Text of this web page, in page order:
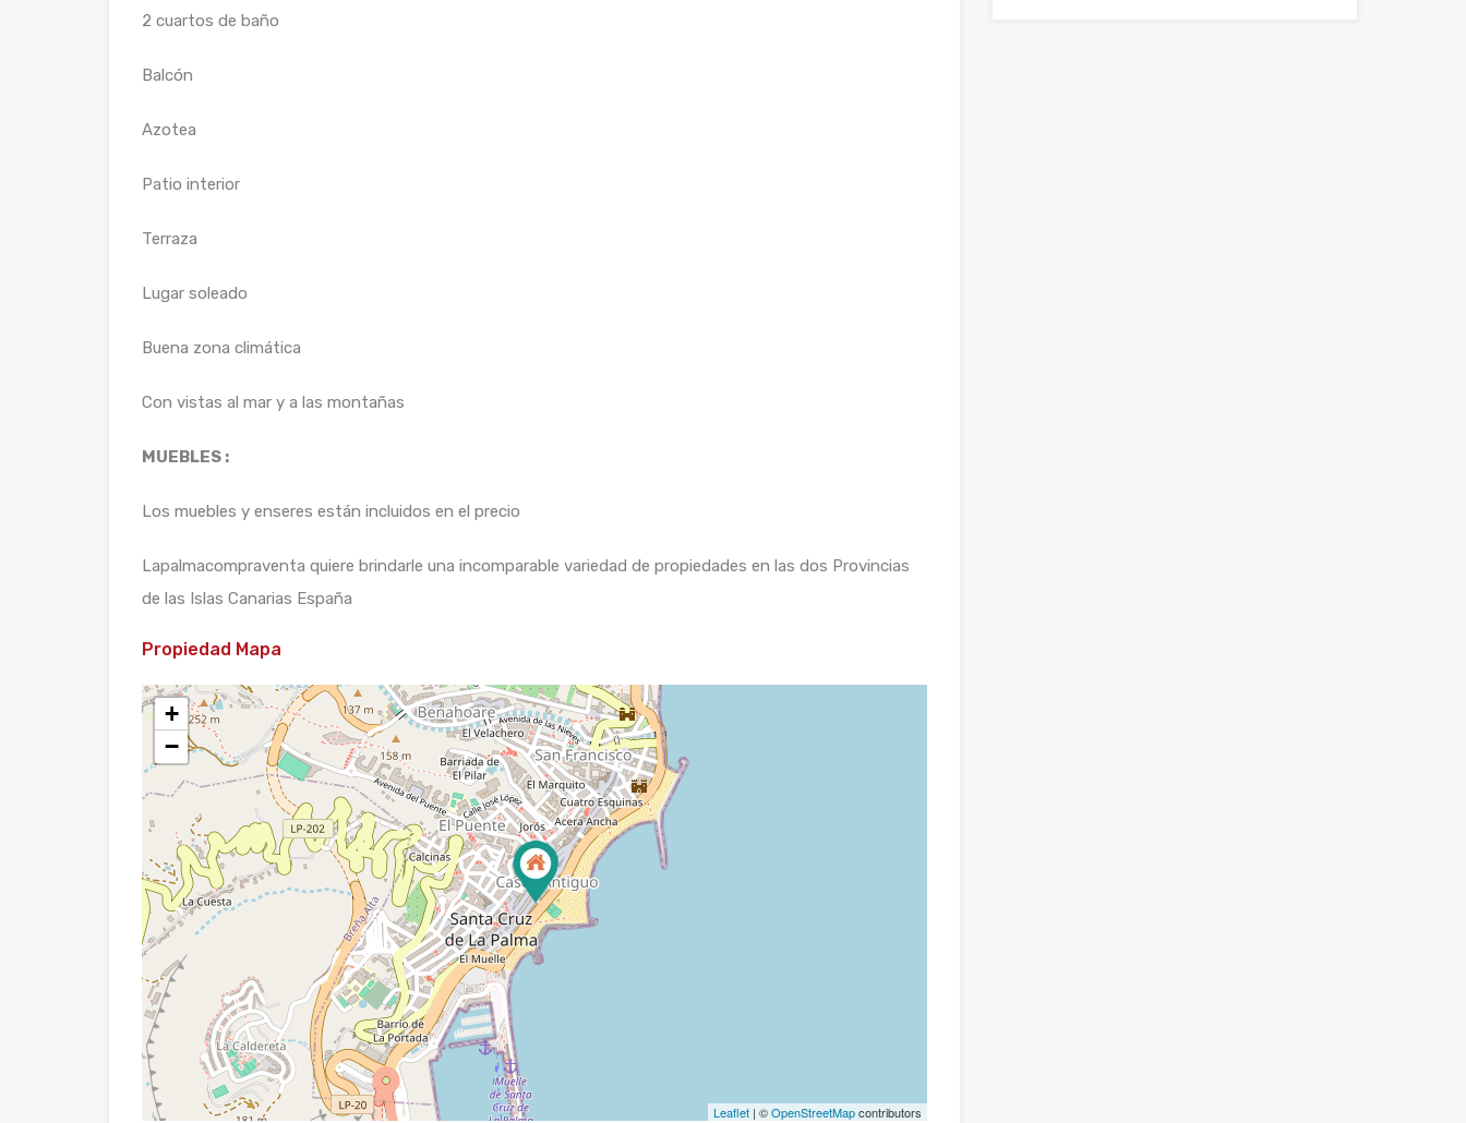
2 cuartos de baño
Balcón
Azotea
Patio interior
Terraza
Lugar soleado
Buena zona climática
Con vistas al mar y a las montañas
MUEBLES :
Los muebles y enseres están incluidos en el precio
Lapalmacompraventa quiere brindarle una incomparable variedad de propiedades en las dos Provincias
de las Islas Canarias España
Propiedad Mapa
+
−
Leaflet| ©OpenStreetMapcontributors